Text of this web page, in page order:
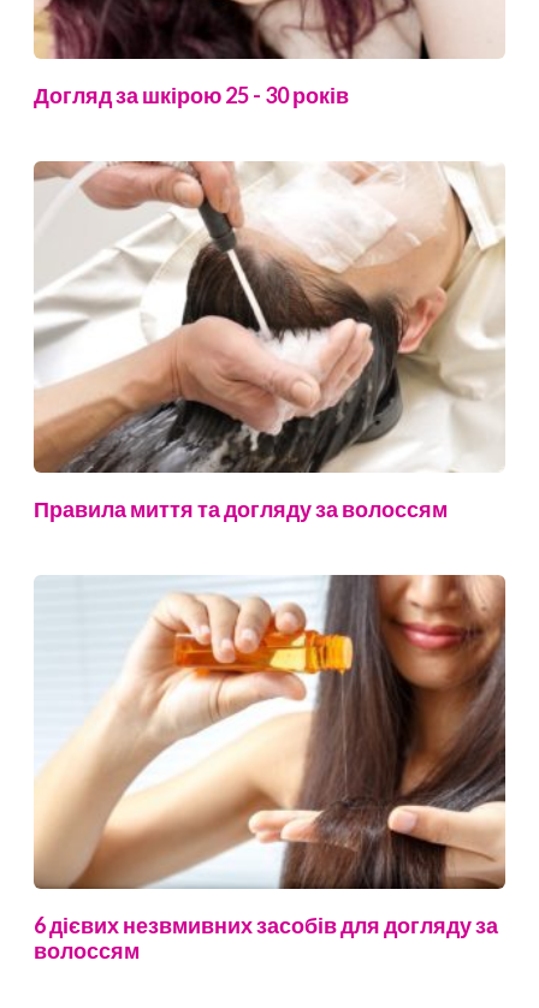
Догляд за шкірою 25 - 30 років
Правила миття та догляду за волоссям
6 дієвих незвмивних засобів для догляду за
волоссям